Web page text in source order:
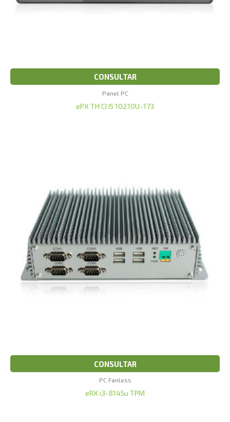
CONSULTAR
Panel PC
ePX TH CI I5 10210U-173
CONSULTAR
PC Fanless
eRX i3-8145u TPM